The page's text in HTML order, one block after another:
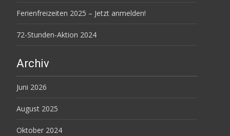
Ferienfreizeiten 2025 – Jetzt anmelden!
72-Stunden-Aktion 2024
Archiv
Juni 2026
August 2025
Oktober 2024